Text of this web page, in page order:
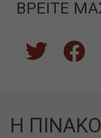
ΒΡΕΙΤΕ
Η